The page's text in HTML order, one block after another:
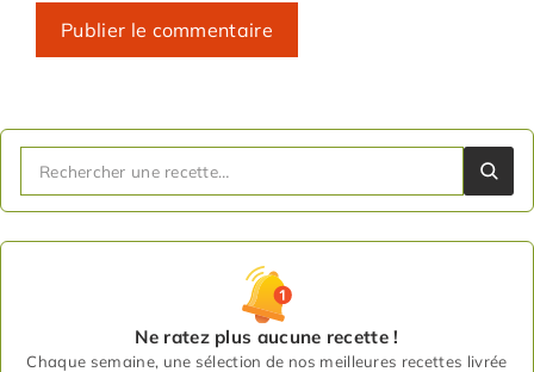
Ne ratez plus aucune recette !
Chaque semaine, une sélection de nos meilleures recettes livrée